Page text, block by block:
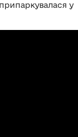
у